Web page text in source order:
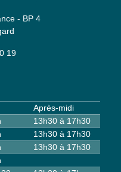
- BP 4
19
Après-midi
13h30 à 17h30
13h30 à 17h30
13h30 à 17h30